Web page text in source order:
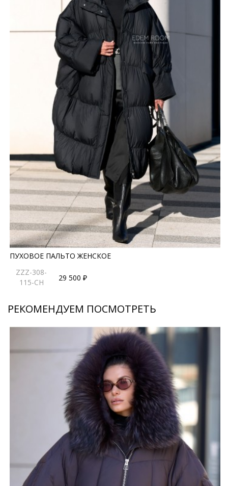
от морозов, сохраняя лёгкость изделия. Длина около
115 см делает модель практичной и универсальной -
пальто полностью закрывает корпус, позволяя
сочетать его как с брюками, так и с юбками или
трикотажными платьями.
Глубокий чёрный цвет добавляет образу строгости и
элегантности, а также многогранно смотрится при
разном освещении. Высокая стойка защищает шею от
ветра, создавая ощущение уюта. Карманы скрыты в
объёмах кроя, что подчёркивает минималистичный
стиль модели. Это пальто идеально подходит тем, кто
ценит баланс между функциональностью,
дизайнерским подходом и выразительностью силуэта,
создавая стильный современный образ для городских
холодов.
*описание несет информационный характер, состав и
правила ухода могут быть изменены производителем
ПУХОВОЕ ПАЛЬТО ЖЕНСКОЕ
ZZZ-308-
115-CH
29 500 ₽
РЕКОМЕНДУЕМ ПОСМОТРЕТЬ